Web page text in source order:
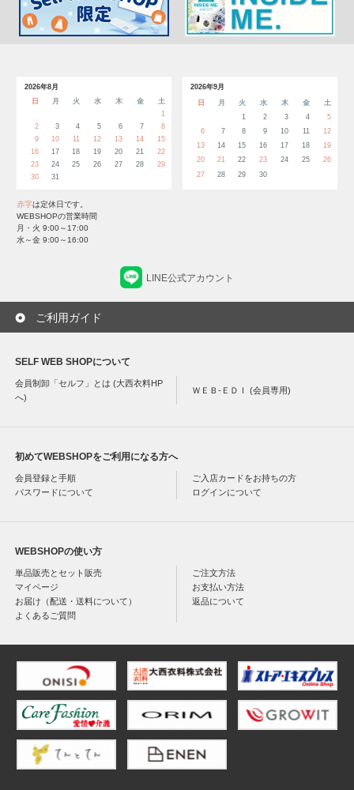
2026年8月
日
月 火 水 木 金
土
1
2
3 4 5 6 7
8
9
10 11 12 13 14
15
16
17 18 19 20 21
22
23
24 25 26 27 28
29
30
31
2026年9月
日
月 火 水 木 金
土
1
2 3 4
5
6
7 8 9 10 11
12
13
14 15 16 17 18
19
20
21 22 23 24 25
26
27
28 29 30
赤字は定休日です。
WEBSHOPの営業時間
月・火 9:00～17:00
水～金 9:00～16:00
LINE公式アカウント
ご利用ガイド
SELF WEB SHOPについて
会員制卸「セルフ」とは (大西衣料HP
へ)
ＷＥＢ-ＥＤＩ (会員専用)
初めてWEBSHOPをご利用になる方へ
会員登録と手順
ご入店カードをお持ちの方
パスワードについて
ログインについて
WEBSHOPの使い方
単品販売とセット販売
ご注文方法
マイページ
お支払い方法
お届け（配送・送料について）
返品について
よくあるご質問